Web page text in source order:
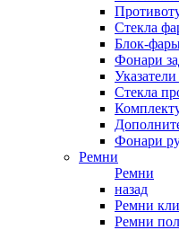
Стекла
Блок-
Фонари
Стекла
Фонари
Ремни
Ремни
назад
Ремни
Ремни